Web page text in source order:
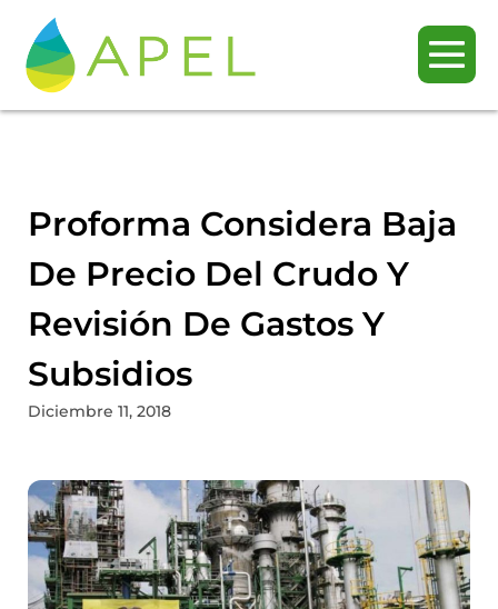
Proforma Considera Baja
De Precio Del Crudo Y
Revisión De Gastos Y
Subsidios
Diciembre 11, 2018